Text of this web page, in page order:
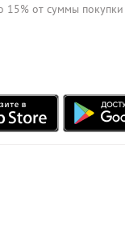
15% от суммы покупки